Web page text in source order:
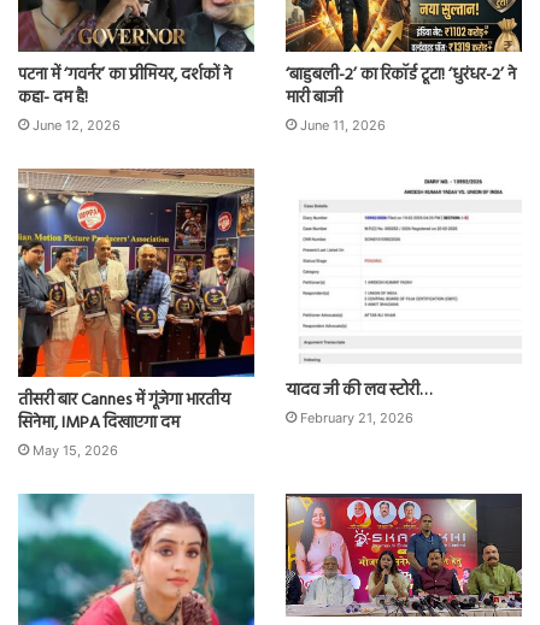
पटना में ‘गवर्नर’ का प्रीमियर, दर्शकों ने
कहा- दम है!
June 12, 2026
‘बाहुबली-2’ का रिकॉर्ड टूटा! ‘धुरंधर-2’ ने
मारी बाजी
June 11, 2026
तीसरी बार Cannes में गूंजेगा भारतीय
सिनेमा, IMPA दिखाएगा दम
May 15, 2026
यादव जी की लव स्टोरी…
February 21, 2026